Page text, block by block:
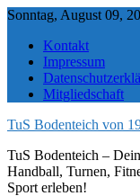
Skip
content
Sonntag, August 09,
Kontakt
Impressum
Mitgliedschaft
TuS Bodenteich von
TuS Bodenteich –
Handball, Turnen,
Sport erleben!